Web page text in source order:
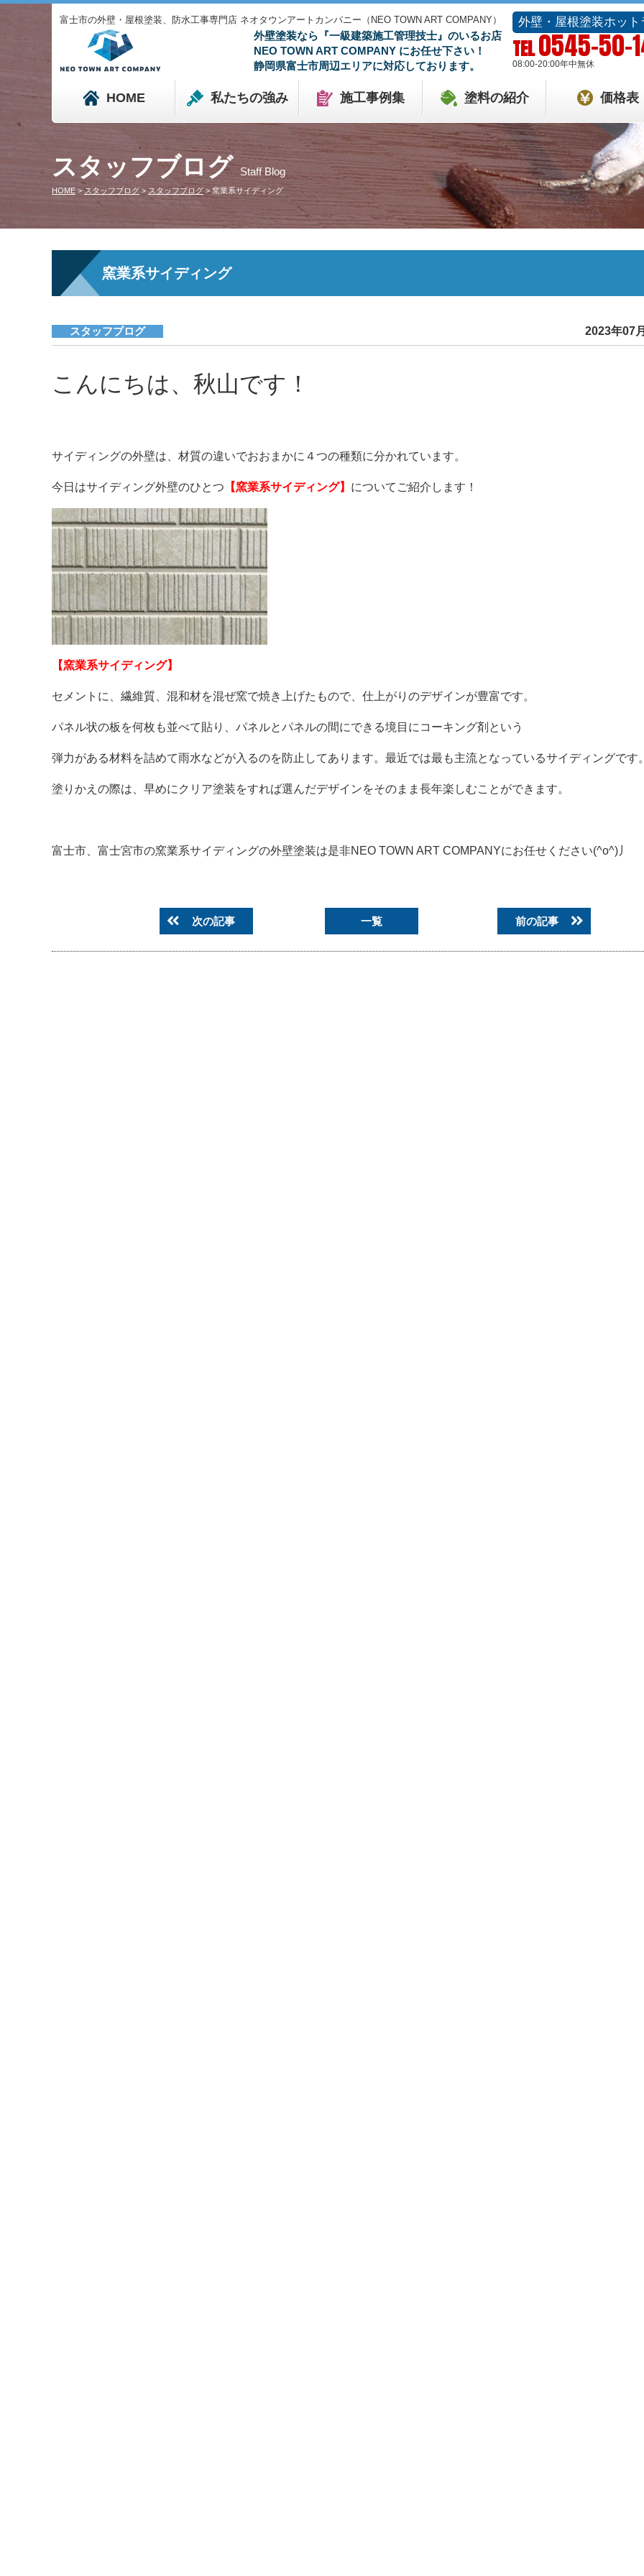
富士市の外壁・屋根塗装、防水工事専門店 ネオタウンアートカンパニー（NEO TOWN ART COMPANY）
外壁塗装なら『一級建築施工管理技士』のいるお店
NEO TOWN ART COMPANY にお任せ下さい！
静岡県富士市周辺エリアに対応しております。
外壁・屋根塗装ホット
TEL0545-50-
08:00-20:00年中無休
HOME 私たちの強み 施工事例集 塗料の紹介 価格表
スタッフブログStaff Blog
HOME > スタッフブログ > スタッフブログ>窯業系サイディング
窯業系サイディング
スタッフブログ 2023年07
こんにちは、秋山です！
サイディングの外壁は、材質の違いでおおまかに４つの種類に分かれています。
今日はサイディング外壁のひとつ 【窯業系サイディング】 についてご紹介します！
【窯業系サイディング】
セメントに、繊維質、混和材を混ぜ窯で焼き上げたもので、仕上がりのデザインが豊富です。
パネル状の板を何枚も並べて貼り、パネルとパネルの間にできる境目にコーキング剤という
弾力がある材料を詰めて雨水などが入るのを防止してあります。最近では最も主流となっているサイディングです
塗りかえの際は、早めにクリア塗装をすれば選んだデザインをそのまま長年楽しむことができます。
富士市、富士宮市の窯業系サイディングの外壁塗装は是非NEO TOWN ART COMPANYにお任せください(^o^)丿
次の記事 一覧 前の記事